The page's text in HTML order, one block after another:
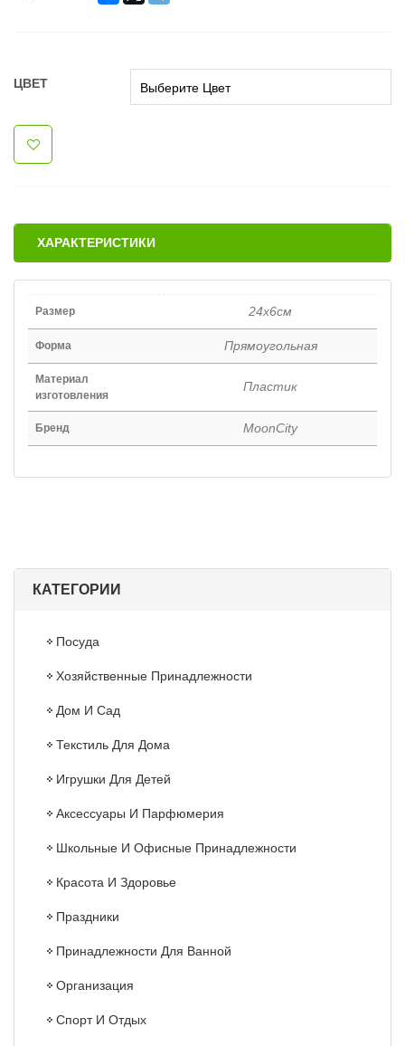
КАТЕГОРИИ
Посуда
Хозяйственные Принадлежности
Дом И Сад
Текстиль Для Дома
Игрушки Для Детей
Аксессуары И Парфюмерия
Школьные И Офисные Принадлежности
Красота И Здоровье
Праздники
Принадлежности Для Ванной
Организация
Спорт И Отдых
ЦВЕТ
ХАРАКТЕРИСТИКИ
Размер 24x6cм
Форма Прямоугольная
Материал
изготовления
Пластик
Бренд MoonCity